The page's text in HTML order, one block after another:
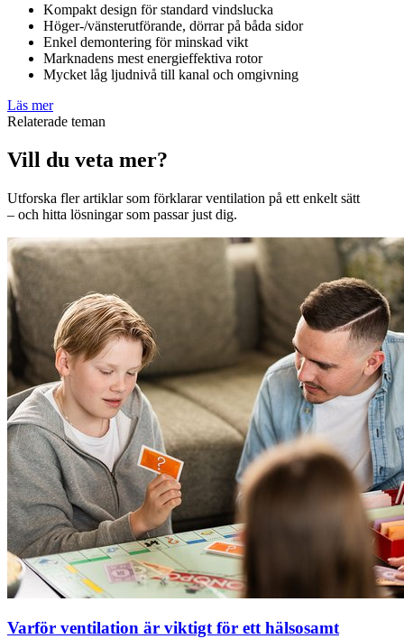
Kompakt design för standard vindslucka
Höger-/vänsterutförande, dörrar på båda sidor
Enkel demontering för minskad vikt
Marknadens mest energieffektiva rotor
Mycket låg ljudnivå till kanal och omgivning
Läs mer
Relaterade teman
Vill du veta mer?
Utforska fler artiklar som förklarar ventilation på ett enkelt sätt
– och hitta lösningar som passar just dig.
Varför ventilation är viktigt för ett hälsosamt